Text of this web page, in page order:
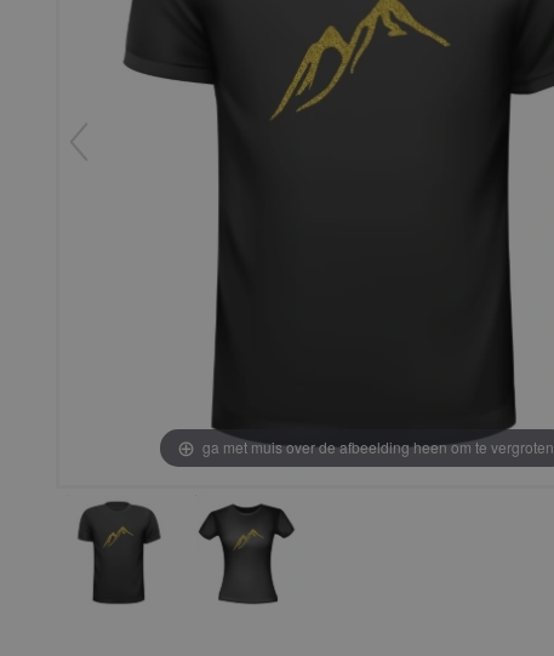
ga met muis over de afbeelding heen om te vergroten